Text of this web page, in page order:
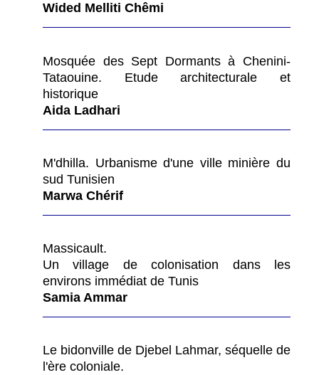
Wided Melliti Chêmi
Mosquée des Sept Dormants à Chenini-
Tataouine. Etude architecturale et
historique
Aida Ladhari
M'dhilla. Urbanisme d'une ville minière du
sud Tunisien
Marwa Chérif
Massicault.
Un village de colonisation dans les
environs immédiat de Tunis
Samia Ammar
Le bidonville de Djebel Lahmar, séquelle de
l'ère coloniale.